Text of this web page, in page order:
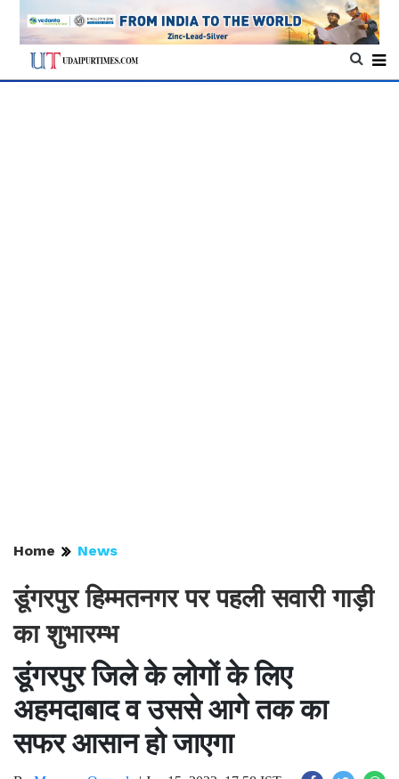
Home News
डूंगरपुर हिम्मतनगर पर पहली सवारी गाड़ी
का शुभारम्भ
डूंगरपुर जिले के लोगों के लिए
अहमदाबाद व उससे आगे तक का
सफर आसान हो जाएगा